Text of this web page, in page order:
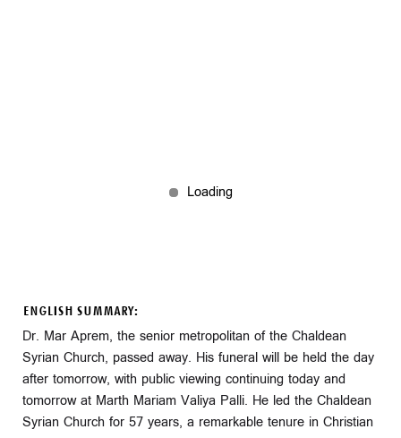
ENGLISH SUMMARY:
Dr. Mar Aprem, the senior metropolitan of the Chaldean
Syrian Church, passed away. His funeral will be held the day
after tomorrow, with public viewing continuing today and
tomorrow at Marth Mariam Valiya Palli. He led the Chaldean
Syrian Church for 57 years, a remarkable tenure in Christian